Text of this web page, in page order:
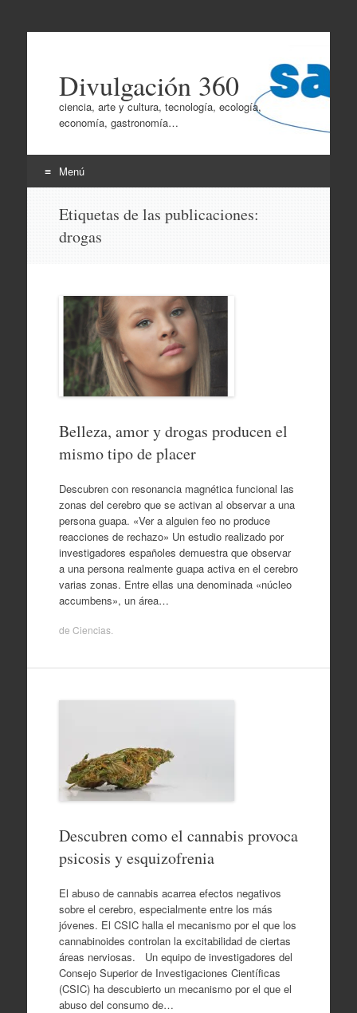
Divulgación 360
ciencia, arte y cultura, tecnología, ecología,
economía, gastronomía…
Menú
contenido
Etiquetas de las publicaciones:
drogas
Belleza, amor y drogas producen el
mismo tipo de placer
Descubren con resonancia magnética funcional las
zonas del cerebro que se activan al observar a una
persona guapa. «Ver a alguien feo no produce
reacciones de rechazo» Un estudio realizado por
investigadores españoles demuestra que observar
a una persona realmente guapa activa en el cerebro
varias zonas. Entre ellas una denominada «núcleo
accumbens», un área…
de Ciencias.
Descubren como el cannabis provoca
psicosis y esquizofrenia
El abuso de cannabis acarrea efectos negativos
sobre el cerebro, especialmente entre los más
jóvenes. El CSIC halla el mecanismo por el que los
cannabinoides controlan la excitabilidad de ciertas
áreas nerviosas. Un equipo de investigadores del
Consejo Superior de Investigaciones Científicas
(CSIC) ha descubierto un mecanismo por el que el
abuso del consumo de…